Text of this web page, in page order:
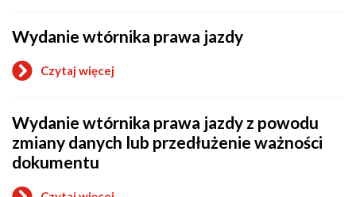
prawa
jazdy
Wydanie wtórnika prawa jazdy
Czytaj więcej
o
prawa
jazdy
Wydanie wtórnika prawa jazdy z powodu
zmiany danych lub przedłużenie ważności
dokumentu